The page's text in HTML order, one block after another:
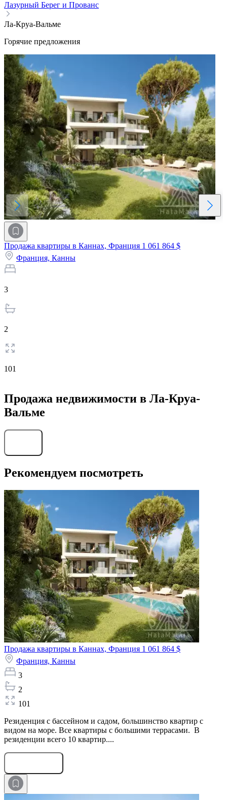
Лазурный Берег и Прованс
Ла-Круа-Вальме
Горячие предложения
Продажа квартиры в Каннах, Франция 1 061 864 $
Франция, Канны
3
2
101
Продажа недвижимости в Ла-Круа-
Вальме
Рекомендуем посмотреть
Продажа квартиры в Каннах, Франция 1 061 864 $
Франция, Канны
3
2
101
Резиденция с бассейном и садом, большинство квартир с
видом на море. Все квартиры с большими террасами. В
резиденции всего 10 квартир....